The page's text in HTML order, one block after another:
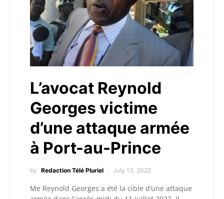
L’avocat Reynold
Georges victime
d’une attaque armée
à Port-au-Prince
by Redaction Télé Pluriel July 13, 2022
Me Reynold Georges a été la cible d’une attaque